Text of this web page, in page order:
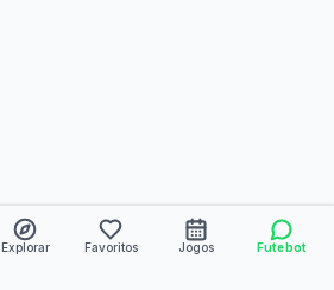
Explorar Favoritos Jogos Futebot